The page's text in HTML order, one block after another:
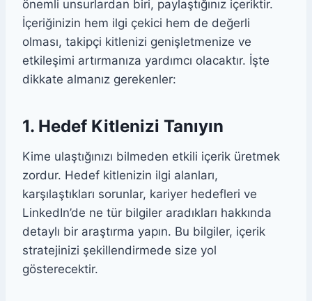
önemli unsurlardan biri, paylaştığınız içeriktir.
İçeriğinizin hem ilgi çekici hem de değerli
olması, takipçi kitlenizi genişletmenize ve
etkileşimi artırmanıza yardımcı olacaktır. İşte
dikkate almanız gerekenler:
1. Hedef Kitlenizi Tanıyın
Kime ulaştığınızı bilmeden etkili içerik üretmek
zordur. Hedef kitlenizin ilgi alanları,
karşılaştıkları sorunlar, kariyer hedefleri ve
LinkedIn’de ne tür bilgiler aradıkları hakkında
detaylı bir araştırma yapın. Bu bilgiler, içerik
stratejinizi şekillendirmede size yol
gösterecektir.